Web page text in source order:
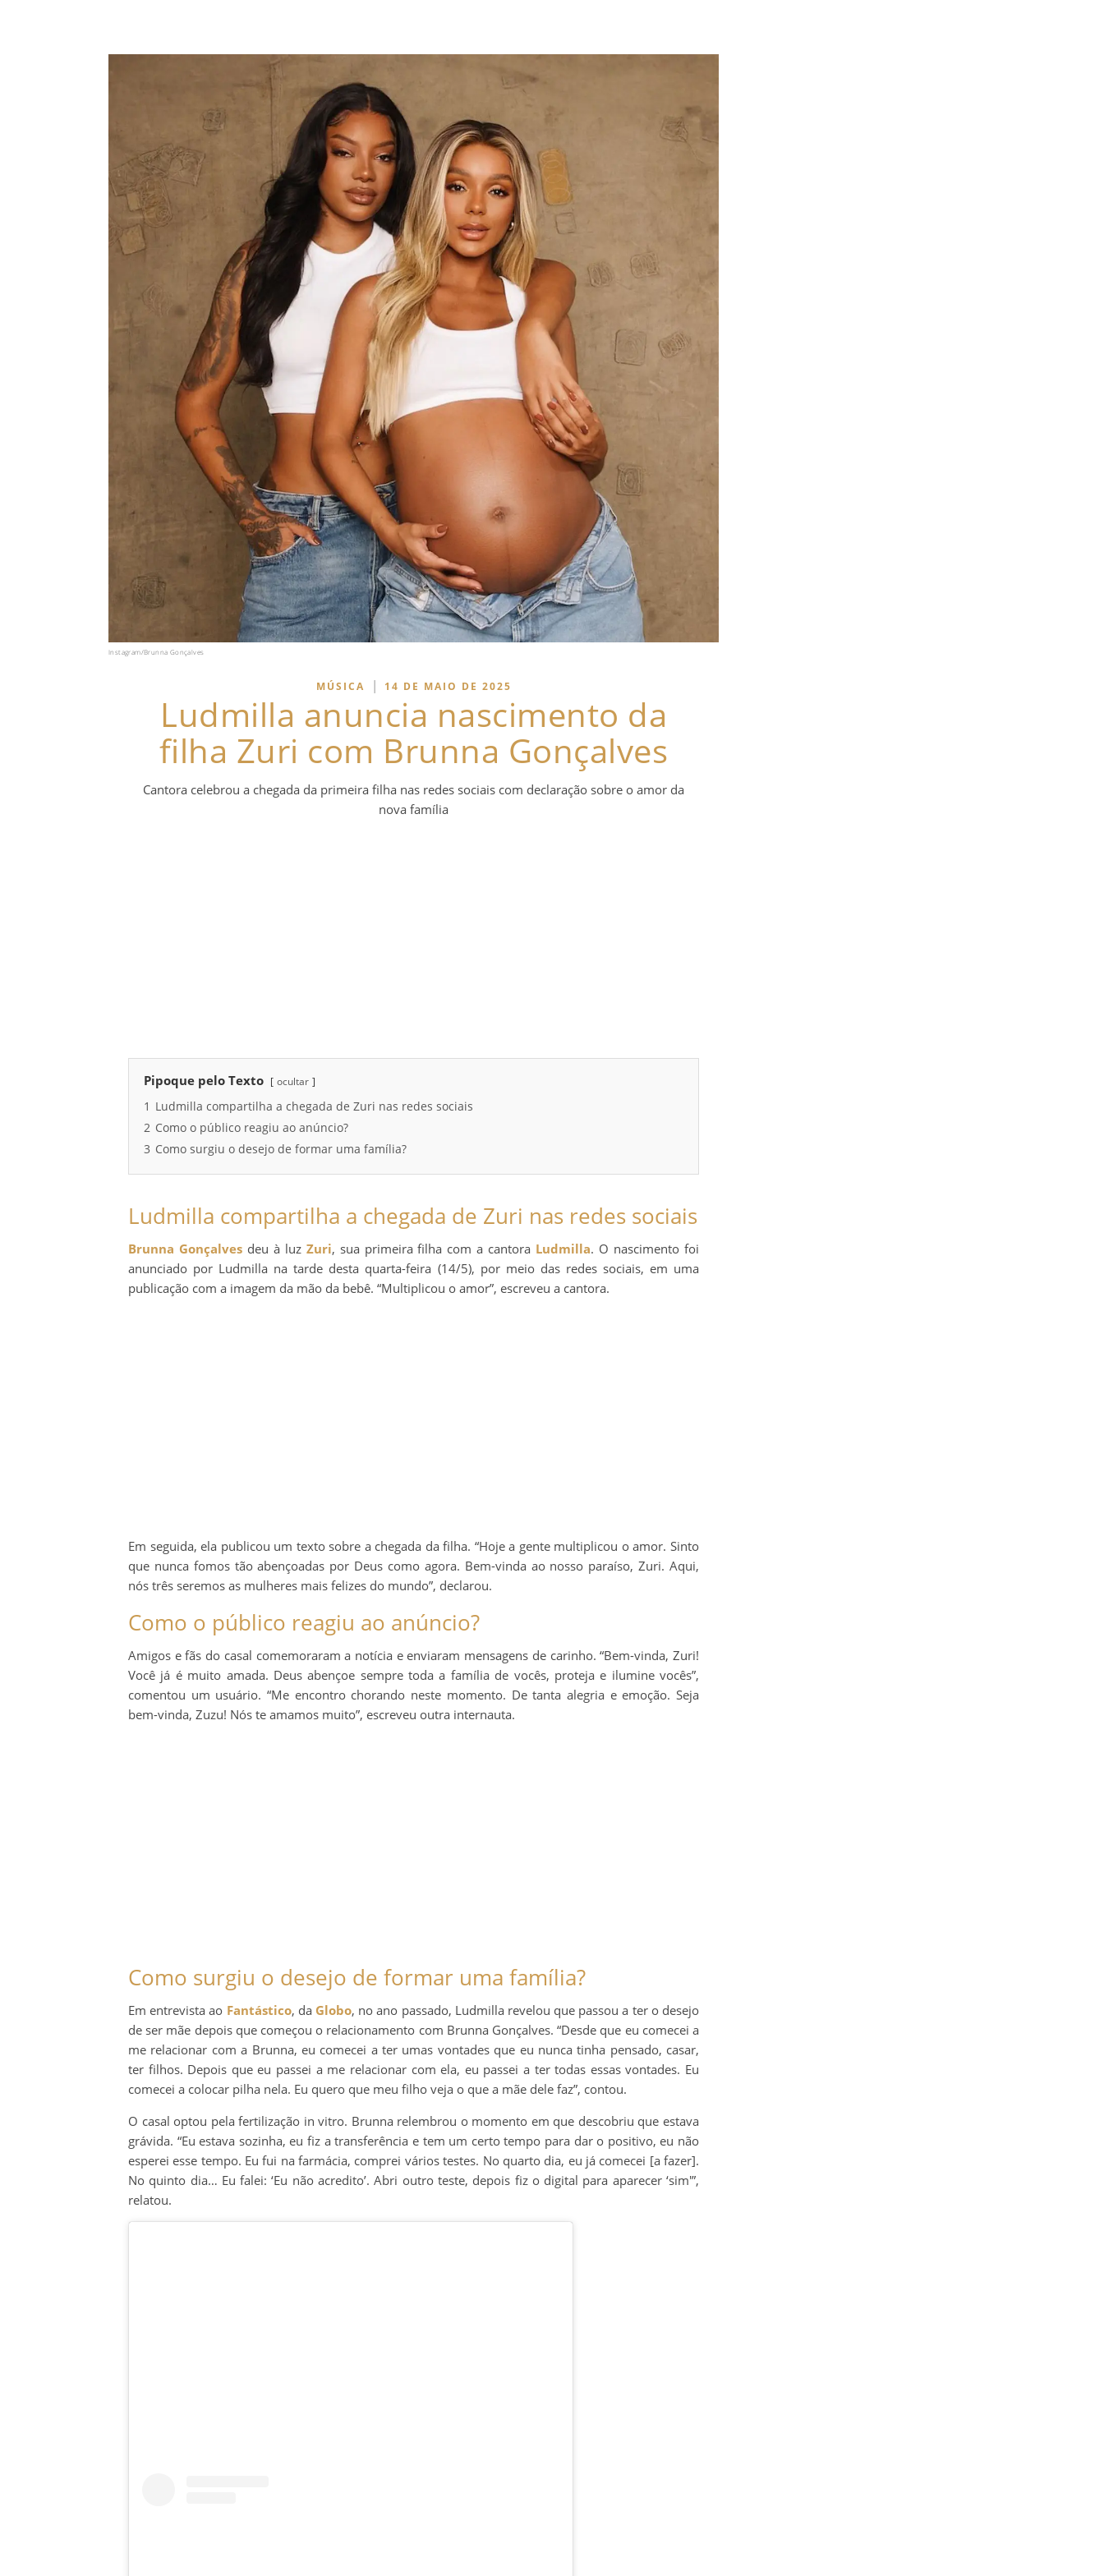
Instagram/Brunna Gonçalves
MÚSICA | 14 DE MAIO DE 2025
Ludmilla anuncia nascimento da
filha Zuri com Brunna Gonçalves
Cantora celebrou a chegada da primeira filha nas redes sociais com declaração sobre o amor da
nova família
Pipoque pelo Texto ocultar
1 Ludmilla compartilha a chegada de Zuri nas redes sociais
2 Como o público reagiu ao anúncio?
3 Como surgiu o desejo de formar uma família?
Ludmilla compartilha a chegada de Zuri nas redes sociais
Brunna Gonçalvesdeu à luz Zuri, sua primeira filha com a cantora Ludmilla. O nascimento foi
anunciado por Ludmilla na tarde desta quarta-feira (14/5), por meio das redes sociais, em uma
publicação com a imagem da mão da bebê. “Multiplicou o amor”, escreveu a cantora.
Em seguida, ela publicou um texto sobre a chegada da filha. “Hoje a gente multiplicou o amor. Sinto
que nunca fomos tão abençoadas por Deus como agora. Bem-vinda ao nosso paraíso, Zuri. Aqui,
nós três seremos as mulheres mais felizes do mundo”, declarou.
Como o público reagiu ao anúncio?
Amigos e fãs do casal comemoraram a notícia e enviaram mensagens de carinho. “Bem-vinda, Zuri!
Você já é muito amada. Deus abençoe sempre toda a família de vocês, proteja e ilumine vocês”,
comentou um usuário. “Me encontro chorando neste momento. De tanta alegria e emoção. Seja
bem-vinda, Zuzu! Nós te amamos muito”, escreveu outra internauta.
Como surgiu o desejo de formar uma família?
Em entrevista ao Fantástico, da Globo, no ano passado, Ludmilla revelou que passou a ter o desejo
de ser mãe depois que começou o relacionamento com Brunna Gonçalves. “Desde que eu comecei a
me relacionar com a Brunna, eu comecei a ter umas vontades que eu nunca tinha pensado, casar,
ter filhos. Depois que eu passei a me relacionar com ela, eu passei a ter todas essas vontades. Eu
comecei a colocar pilha nela. Eu quero que meu filho veja o que a mãe dele faz”, contou.
O casal optou pela fertilização in vitro. Brunna relembrou o momento em que descobriu que estava
grávida. “Eu estava sozinha, eu fiz a transferência e tem um certo tempo para dar o positivo, eu não
esperei esse tempo. Eu fui na farmácia, comprei vários testes. No quarto dia, eu já comecei [a fazer].
No quinto dia… Eu falei: ‘Eu não acredito’. Abri outro teste, depois fiz o digital para aparecer ‘sim'”,
relatou.